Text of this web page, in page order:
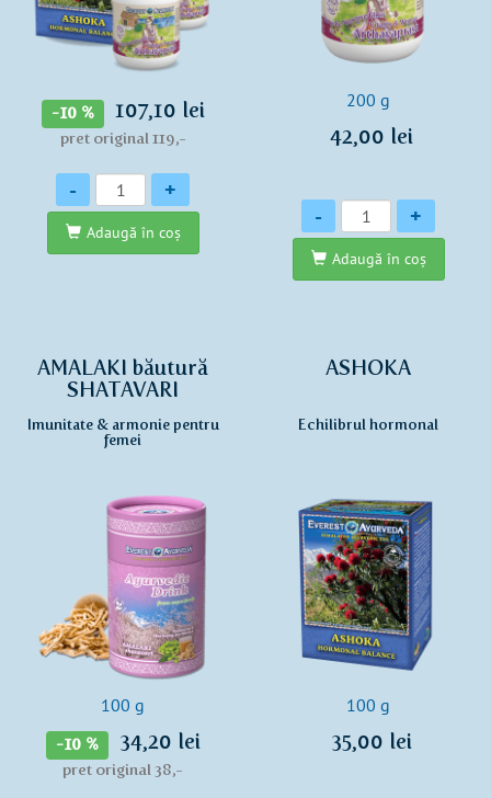
-10 % 107,10 lei
pret original 119,-
Cantitate
- +
Adaugă în coş
200 g
42,00 lei
Cantitate
- +
Adaugă în coş
AMALAKI băutură
SHATAVARI
Imunitate & armonie pentru
femei
100 g
-10 % 34,20 lei
pret original 38,-
ASHOKA
Echilibrul hormonal
100 g
35,00 lei